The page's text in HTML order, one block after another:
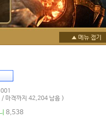
마격까지 42,204 남음 )
8,538